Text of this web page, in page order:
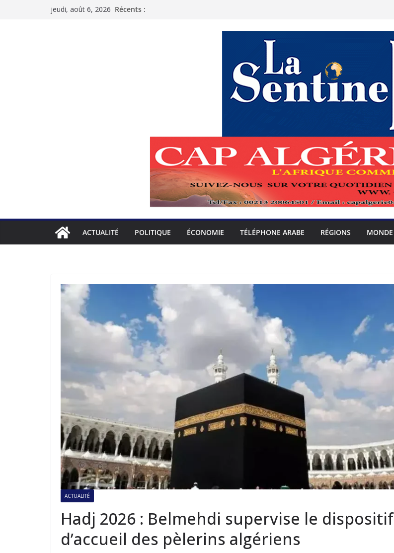
jeudi, août 6, 2026 Récents :
ACTUALITÉ POLITIQUE ÉCONOMIE TÉLÉPHONE ARABE RÉGIONS MONDE
ACTUALITÉ
Hadj 2026 : Belmehdi supervise le dispositif
d’accueil des pèlerins algériens